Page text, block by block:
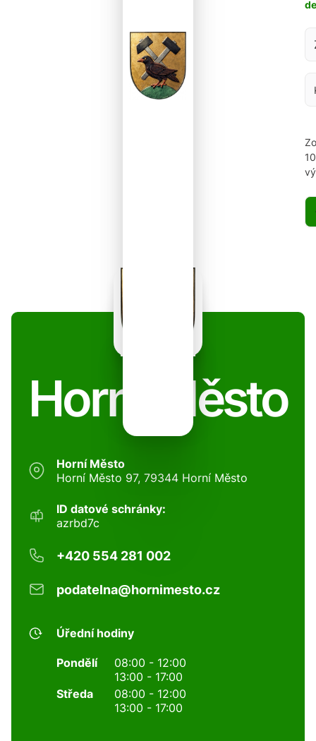
Horní Město
Horní Město
Horní Město 97, 79344 Horní Město
ID datové schránky:
azrbd7c
+420 554 281 002
podatelna@hornimesto.cz
Úřední hodiny
Pondělí
08:00 - 12:00
13:00 - 17:00
Středa
08:00 - 12:00
13:00 - 17:00